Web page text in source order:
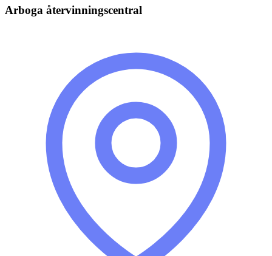
Arboga återvinningscentral